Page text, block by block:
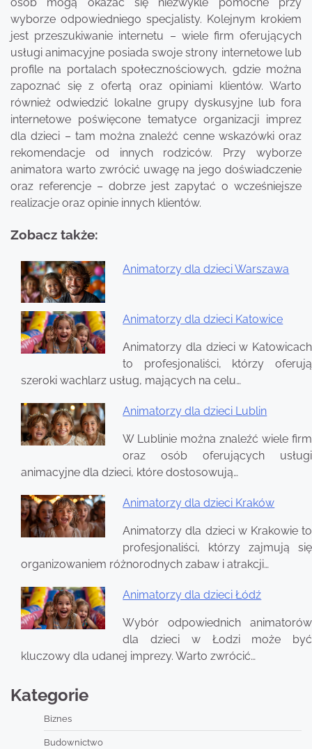
wyborze odpowiedniego specjalisty. Kolejnym krokiem
jest przeszukiwanie internetu – wiele firm oferujących
usługi animacyjne posiada swoje strony internetowe lub
profile na portalach społecznościowych, gdzie można
zapoznać się z ofertą oraz opiniami klientów. Warto
również odwiedzić lokalne grupy dyskusyjne lub fora
internetowe poświęcone tematyce organizacji imprez
dla dzieci – tam można znaleźć cenne wskazówki oraz
rekomendacje od innych rodziców. Przy wyborze
animatora warto zwrócić uwagę na jego doświadczenie
oraz referencje – dobrze jest zapytać o wcześniejsze
realizacje oraz opinie innych klientów.
Zobacz także:
Animatorzy dla dzieci Warszawa
Animatorzy dla dzieci Katowice
Animatorzy dla dzieci w Katowicach
to profesjonaliści, którzy oferują
szeroki wachlarz usług, mających na celu…
Animatorzy dla dzieci Lublin
W Lublinie można znaleźć wiele firm
oraz osób oferujących usługi
animacyjne dla dzieci, które dostosowują…
Animatorzy dla dzieci Kraków
Animatorzy dla dzieci w Krakowie to
profesjonaliści, którzy zajmują się
organizowaniem różnorodnych zabaw i atrakcji…
Animatorzy dla dzieci Łódź
Wybór odpowiednich animatorów
dla dzieci w Łodzi może być
kluczowy dla udanej imprezy. Warto zwrócić…
Nawigacja
wpisu
Kategorie
Biznes
Budownictwo